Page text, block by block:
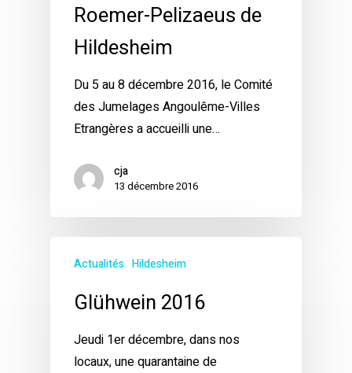
Roemer-Pelizaeus de
Hildesheim
Du 5 au 8 décembre 2016, le Comité
des Jumelages Angoulême-Villes
Etrangères a accueilli une…
cja
13 décembre 2016
Actualités Hildesheim
Glühwein 2016
Jeudi 1er décembre, dans nos
locaux, une quarantaine de